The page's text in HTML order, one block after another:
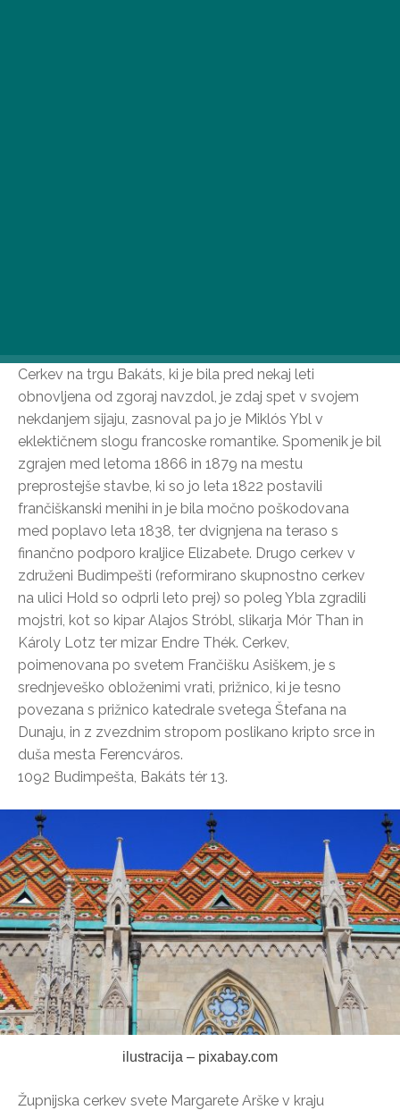
Župnijska cerkev svetega Frančiška Asiškega
Cerkev na trgu Bakáts, ki je bila pred nekaj leti
obnovljena od zgoraj navzdol, je zdaj spet v svojem
nekdanjem sijaju, zasnoval pa jo je Miklós Ybl v
eklektičnem slogu francoske romantike. Spomenik je bil
zgrajen med letoma 1866 in 1879 na mestu
preprostejše stavbe, ki so jo leta 1822 postavili
frančiškanski menihi in je bila močno poškodovana
med poplavo leta 1838, ter dvignjena na teraso s
finančno podporo kraljice Elizabete. Drugo cerkev v
združeni Budimpešti (reformirano skupnostno cerkev
na ulici Hold so odprli leto prej) so poleg Ybla zgradili
mojstri, kot so kipar Alajos Stróbl, slikarja Mór Than in
Károly Lotz ter mizar Endre Thék. Cerkev,
poimenovana po svetem Frančišku Asiškem, je s
srednjeveško obloženimi vrati, prižnico, ki je tesno
povezana s prižnico katedrale svetega Štefana na
Dunaju, in z zvezdnim stropom poslikano kripto srce in
duša mesta Ferencváros.
1092 Budimpešta, Bakáts tér 13.
ilustracija – pixabay.com
Župnijska cerkev svete Margarete Arške v kraju